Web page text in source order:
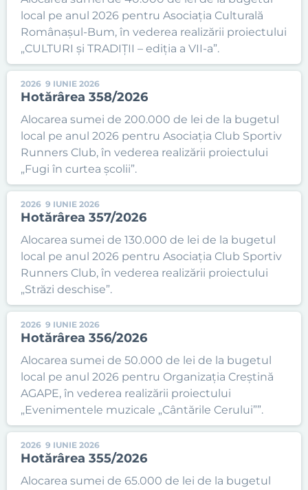
local pe anul 2026 pentru Asociația Culturală
Românașul-Bum, în vederea realizării proiectului
„CULTURI și TRADIȚII – ediția a VII-a”.
2026 9 IUNIE 2026
Hotărârea 358/2026
Alocarea sumei de 200.000 de lei de la bugetul
local pe anul 2026 pentru Asociația Club Sportiv
Runners Club, în vederea realizării proiectului
„Fugi în curtea școlii”.
2026 9 IUNIE 2026
Hotărârea 357/2026
Alocarea sumei de 130.000 de lei de la bugetul
local pe anul 2026 pentru Asociația Club Sportiv
Runners Club, în vederea realizării proiectului
„Străzi deschise”.
2026 9 IUNIE 2026
Hotărârea 356/2026
Alocarea sumei de 50.000 de lei de la bugetul
local pe anul 2026 pentru Organizația Creștină
AGAPE, în vederea realizării proiectului
„Evenimentele muzicale „Cântările Cerului””.
2026 9 IUNIE 2026
Hotărârea 355/2026
Alocarea sumei de 65.000 de lei de la bugetul